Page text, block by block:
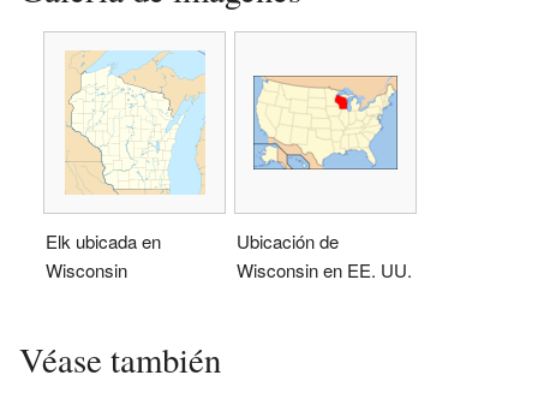
Elk ubicada en
Wisconsin
Ubicación de
Wisconsin en EE. UU.
Véase también